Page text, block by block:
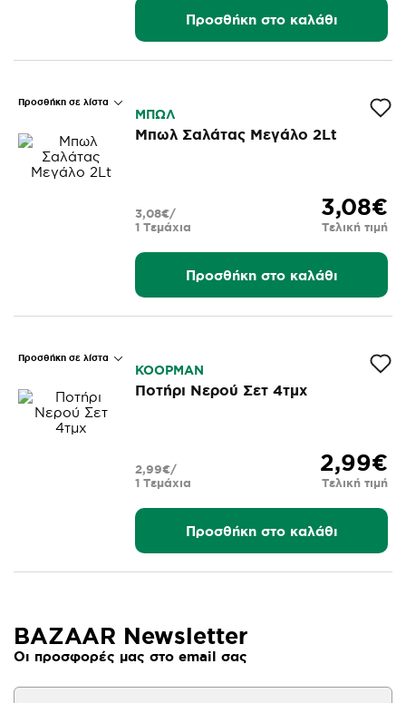
Προσθήκη στο καλάθι
Προσθήκη σε λίστα
ΜΠΩΛ
Μπωλ Σαλάτας Μεγάλο 2Lt
3,08€
Τελική τιμή
1 Τεμάχια
3,08€/
Προσθήκη στο καλάθι
Προσθήκη σε λίστα
KOOPMAN
Ποτήρι Νερού Σετ 4τμχ
2,99€
Τελική τιμή
1 Τεμάχια
2,99€/
Προσθήκη στο καλάθι
BAZAAR Newsletter
Οι προσφορές μας στο email σας